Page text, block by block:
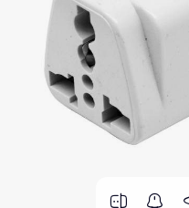
مودم 4G همراه
مودم 3G همراه
مـــــــــــودم USB